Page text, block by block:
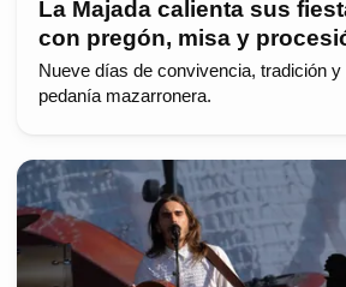
La Majada calienta sus
con pregón, misa y
Nueve días de convivencia, tradición
pedanía mazarronera.